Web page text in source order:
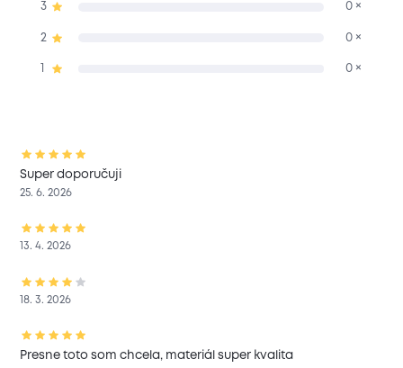
3 0 ×
2 0 ×
0 ×
Super doporučuji
25. 6. 2026
13. 4. 2026
18. 3. 2026
Presne toto som chcela, materiál super kvalita